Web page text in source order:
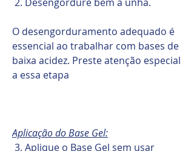
O desengorduramento adequado é
essencial ao trabalhar com bases de
baixa acidez. Preste atenção especial
a essa etapa
Aplicação do Base Gel:
3. Aplique o Base Gel sem usar